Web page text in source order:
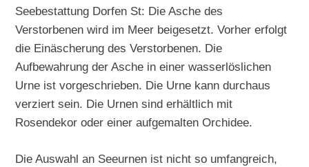
Seebestattung Dorfen St: Die Asche des
Verstorbenen wird im Meer beigesetzt. Vorher erfolgt
die Einäscherung des Verstorbenen. Die
Aufbewahrung der Asche in einer wasserlöslichen
Urne ist vorgeschrieben. Die Urne kann durchaus
verziert sein. Die Urnen sind erhältlich mit
Rosendekor oder einer aufgemalten Orchidee.
Die Auswahl an Seeurnen ist nicht so umfangreich,